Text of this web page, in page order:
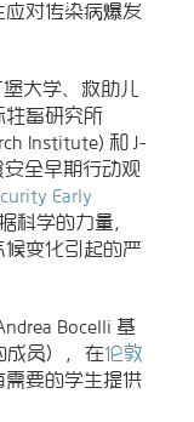
对传染病爆发
大学、救助儿
牲畜研究所
Institute) 和 J-
全早期行动观
Early
科学的力量，
变化引起的严
Bocelli 基
成员），在伦敦
需要的学生提供